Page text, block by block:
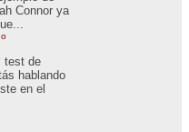
Connor ya
test de
hablando
en el